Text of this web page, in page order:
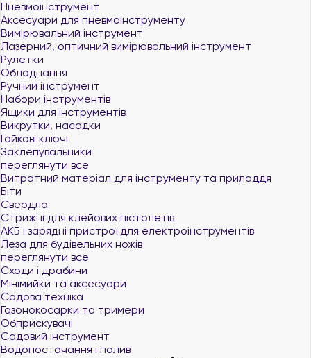
Пневмоінструмент
Аксесуари для пневмоінструменту
Вимірювальний інструмент
Лазерний, оптичний вимірювальний інструмент
Рулетки
Обладнання
Ручний інструмент
Набори інструментів
Ящики для інструментів
Викрутки, насадки
Гайкові ключі
Заклепувальники
переглянути все
Витратний матеріал для інструменту та приладдя
Біти
Свердла
Стрижні для клейових пістолетів
АКБ і зарядні пристрої для електроінструментів
Леза для будівельних ножів
переглянути все
Сходи і драбини
Мінімийки та аксесуари
Садова техніка
Газонокосарки та тримери
Обприскувачі
Садовий інструмент
Водопостачання і полив